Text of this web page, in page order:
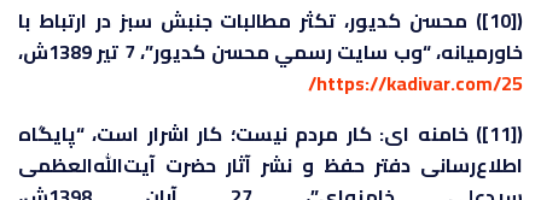
([10]) محسن كديور، تکثر مطالبات جنبش سبز در ارتباط با
خاورمیانه، “وب سايت رسمي محسن كديور”، 7 تير 1389ش،
https://kadivar.com/25/
([11]) خامنه اى: کار مردم نیست؛ کار اشرار است، “پايگاه
اطلاع‌رسانی دفتر حفظ و نشر آثار حضرت آيت‌الله‌العظمی